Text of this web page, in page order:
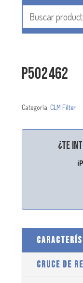
P502462
Categoría: CLM Filter
¿Te
CRUCE DE